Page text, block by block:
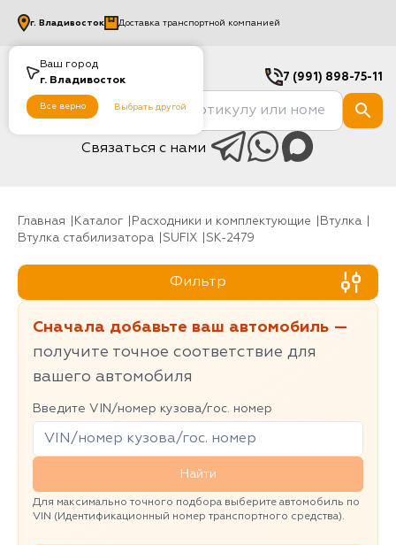
Ваш город
г. Владивосток
Все верно Выбрать другой
г. Владивосток Доставка транспортной компанией
7 (991) 898-75-11
Связаться с нами
Главная Каталог Расходники и комплектующие
Втулка
Втулка стабилизатора
SUFIX SK-2479
Фильтр
Сначала добавьте ваш автомобиль —
получите точное соответствие для
вашего автомобиля
Введите VIN/номер кузова/гос. номер
Найти
Для максимально точного подбора выберите автомобиль по
VIN (Идентификационный номер транспортного средства).